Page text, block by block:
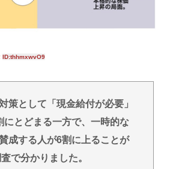
レってさ…
給油で1980km走行しギネス記録を
ていいって作品教えて
相互RSS
ID:thhmxwvO9
策として「現金給付が必要」
にとどまる一方で、一時的な
成する人が6割に上ることが
で分かりました。